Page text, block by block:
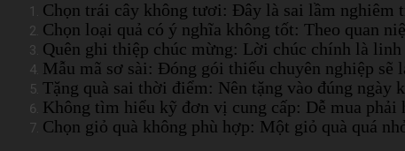
Chọn trái cây không tươi: Đây là sai lầm nghiêm
Chọn loại quả có ý nghĩa không tốt: Theo quan
Quên ghi thiệp chúc mừng: Lời chúc chính là linh
Mẫu mã sơ sài: Đóng gói thiếu chuyên nghiệp sẽ
Tặng quà sai thời điểm: Nên tặng vào đúng ngày
Không tìm hiểu kỹ đơn vị cung cấp: Dễ mua
Chọn giỏ quà không phù hợp: Một giỏ quà quá